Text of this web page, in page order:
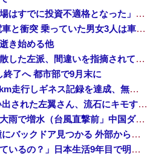
ブルームバーグ「韓国株式市場はすでに投資不適格となった」→韓国財務相「韓国経済は絶好調！ 韓国市場は安泰!!」……まあ、うん。国外からどう認識されているのかって問題だから……さ
【鹿児島】 突然右折し路面電車と衝突 乗っていた男女3人は車を放置しダッシュで逃走中
き始める他
防弾ガラスの件で誤情報を拡散した左派、間違いを指摘されても頑として認めなかった結果……
了へ 都市部で9月末に
日産e-power、無給油で1980km走行しギネス記録を達成、無駄な発電や送電ロスなくEVよりエコを証明
【動画】 広島記念公園を追い出された左翼さん、流石にキモすぎて炎上
中国「大洪水！」三峡ダム「大雨で増水（台風直撃前」中国ダム「緊急放流！」中国鉄道「列車が走行中に流される」中国避難所「支援物資は有料です」謎の勢力「え」→
中国Zbtlink製ルーター20機種にバックドア見つかる 外部から完全制御のおそれ
「中国人ってこんなに嫌われているの？」日本生活9年目で明かす本心！